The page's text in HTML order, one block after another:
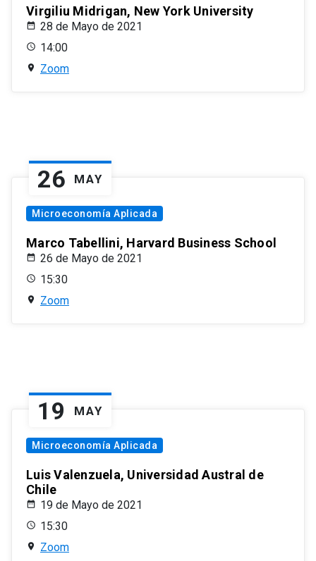
Virgiliu Midrigan, New York University
28 de Mayo de 2021
14:00
Zoom
26 MAY
Microeconomía Aplicada
Marco Tabellini, Harvard Business School
26 de Mayo de 2021
15:30
Zoom
19 MAY
Microeconomía Aplicada
Luis Valenzuela, Universidad Austral de
Chile
19 de Mayo de 2021
15:30
Zoom